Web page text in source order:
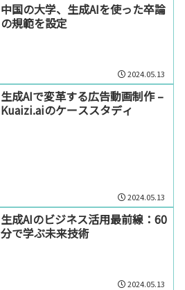
中国の大学、生成AIを使った卒論
の規範を設定
2024.05.13
生成AIで変革する広告動画制作 –
Kuaizi.aiのケーススタディ
2024.05.13
生成AIのビジネス活用最前線：60
分で学ぶ未来技術
2024.05.13